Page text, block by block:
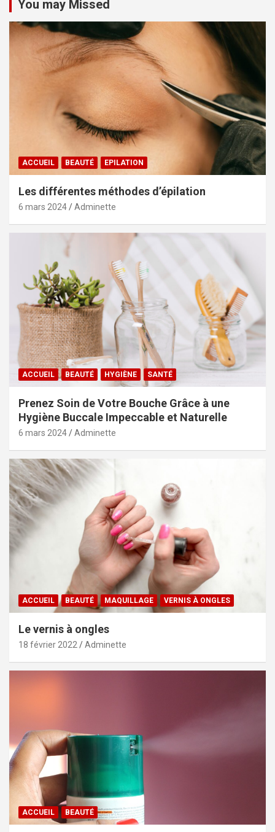
You may Missed
ACCUEIL BEAUTÉ EPILATION
Les différentes méthodes d’épilation
6 mars 2024 Adminette
ACCUEIL BEAUTÉ HYGIÈNE SANTÉ
Prenez Soin de Votre Bouche Grâce à une
Hygiène Buccale Impeccable et Naturelle
6 mars 2024 Adminette
ACCUEIL BEAUTÉ MAQUILLAGE VERNIS À ONGLES
Le vernis à ongles
18 février 2022 Adminette
ACCUEIL BEAUTÉ